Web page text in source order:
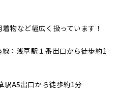
物など幅広く扱っています！
線：浅草駅１番出口から徒歩約1
出口から徒歩約1分